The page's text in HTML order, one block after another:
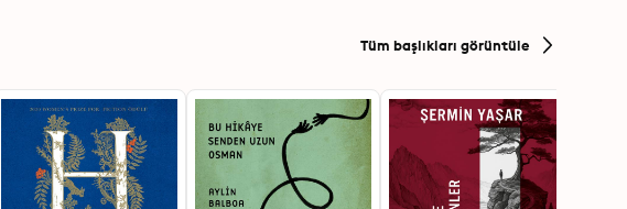
Tüm başlıkları görüntüle